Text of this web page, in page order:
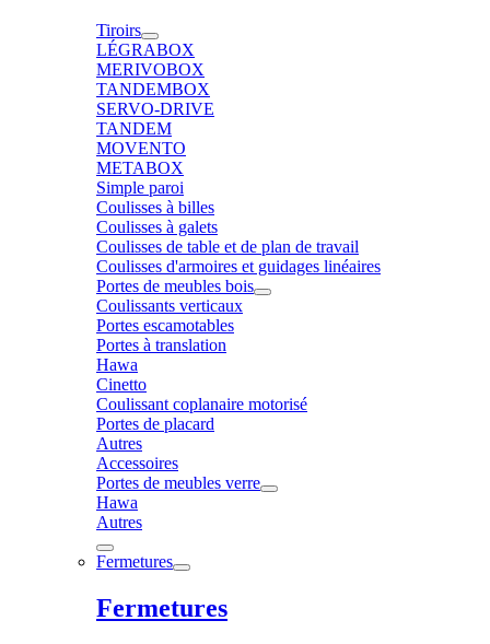
Tiroirs
LÉGRABOX
MERIVOBOX
TANDEMBOX
SERVO-DRIVE
TANDEM
MOVENTO
METABOX
Simple paroi
Coulisses à billes
Coulisses à galets
Coulisses de table et de plan de travail
Coulisses d'armoires et guidages linéaires
Portes de meubles bois
Coulissants verticaux
Portes escamotables
Portes à translation
Hawa
Cinetto
Coulissant coplanaire motorisé
Portes de placard
Autres
Accessoires
Portes de meubles verre
Hawa
Autres
Fermetures
Fermetures